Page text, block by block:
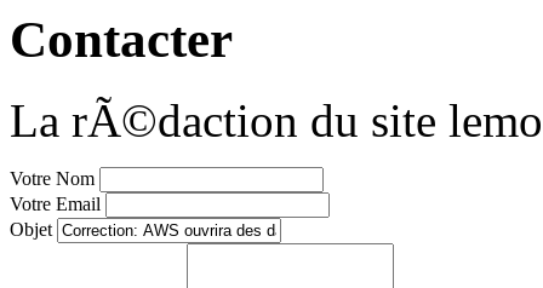
Contacter
La rÃ©daction du site
Votre Nom
Votre Email
Objet